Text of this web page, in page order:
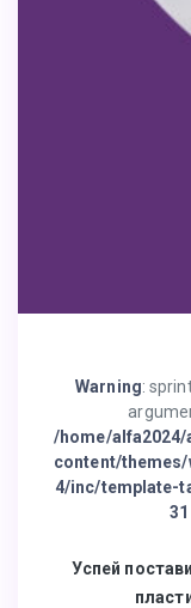
Warning:
/home/alfa2024/
content/
4/inc/template-
31
Успей